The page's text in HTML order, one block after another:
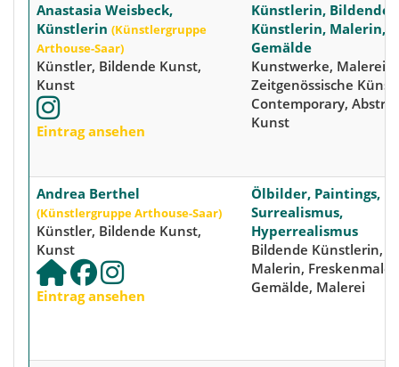
Anastasia Weisbeck,
Künstlerin (Künstlergruppe
Arthouse-Saar)
Künstler, Bildende Kunst,
Kunst
Eintrag ansehen
Künstlerin, Bildende
Künstlerin, Malerin,
Gemälde
Kunstwerke, Malerei,
Zeitgenössische
Contemporary,
Kunst
Andrea Berthel
(Künstlergruppe Arthouse-Saar)
Künstler, Bildende Kunst,
Kunst
Eintrag ansehen
Ölbilder, Paintings,
Surrealismus,
Hyperrealismus
Bildende Künstlerin,
Malerin,
Gemälde, Malerei